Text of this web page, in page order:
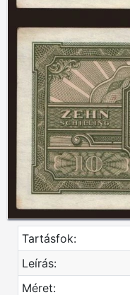
Tartásfok:
Leírás:
Méret: